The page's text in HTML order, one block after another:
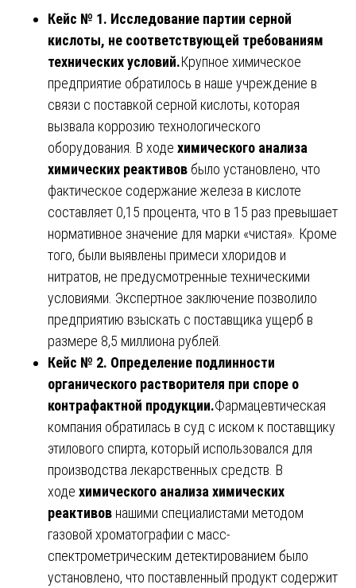
Кейс № 1. Исследование партии серной
кислоты, не соответствующей требованиям
технических условий.Крупное химическое
предприятие обратилось в наше учреждение в
связи с поставкой серной кислоты, которая
вызвала коррозию технологического
оборудования. В ходе химического анализа
химических реактивов было установлено, что
фактическое содержание железа в кислоте
составляет 0,15 процента, что в 15 раз превышает
нормативное значение для марки «чистая». Кроме
того, были выявлены примеси хлоридов и
нитратов, не предусмотренные техническими
условиями. Экспертное заключение позволило
предприятию взыскать с поставщика ущерб в
размере 8,5 миллиона рублей.
Кейс № 2. Определение подлинности
органического растворителя при споре о
контрафактной продукции.Фармацевтическая
компания обратилась в суд с иском к поставщику
этилового спирта, который использовался для
производства лекарственных средств. В
ходе химического анализа химических
реактивов нашими специалистами методом
газовой хроматографии с масс-
спектрометрическим детектированием было
установлено, что поставленный продукт содержит